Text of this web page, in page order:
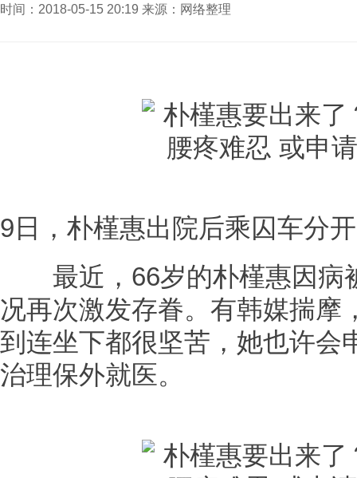
时间：2018-05-15 20:19 来源：网络整理
9日，朴槿惠出院后乘囚车分开
最近，66岁的朴槿惠因病
况再次激发存眷。有韩媒揣摩
到连坐下都很坚苦，她也许会
治理保外就医。